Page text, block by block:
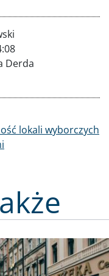
Derda
lokali wyborczych